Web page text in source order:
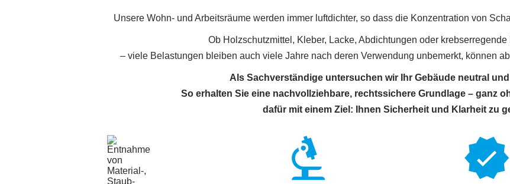
Unsere Wohn- und Arbeitsräume werden immer luftdichter, so dass die Konzentration von
Ob Holzschutzmittel, Kleber, Lacke, Abdichtungen oder
– viele Belastungen bleiben auch viele Jahre nach deren Verwendung unbemerkt, können
Als Sachverständige untersuchen wir Ihr Gebäude neutral
So erhalten Sie eine nachvollziehbare, rechtssichere Grundlage – ganz
dafür mit einem Ziel: Ihnen Sicherheit und Klarheit zu